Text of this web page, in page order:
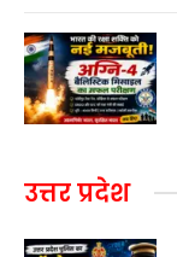
उत्तर प्रदेश